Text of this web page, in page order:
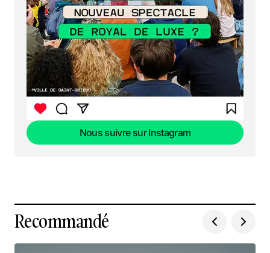
Nous suivre sur Instagram
Recommandé